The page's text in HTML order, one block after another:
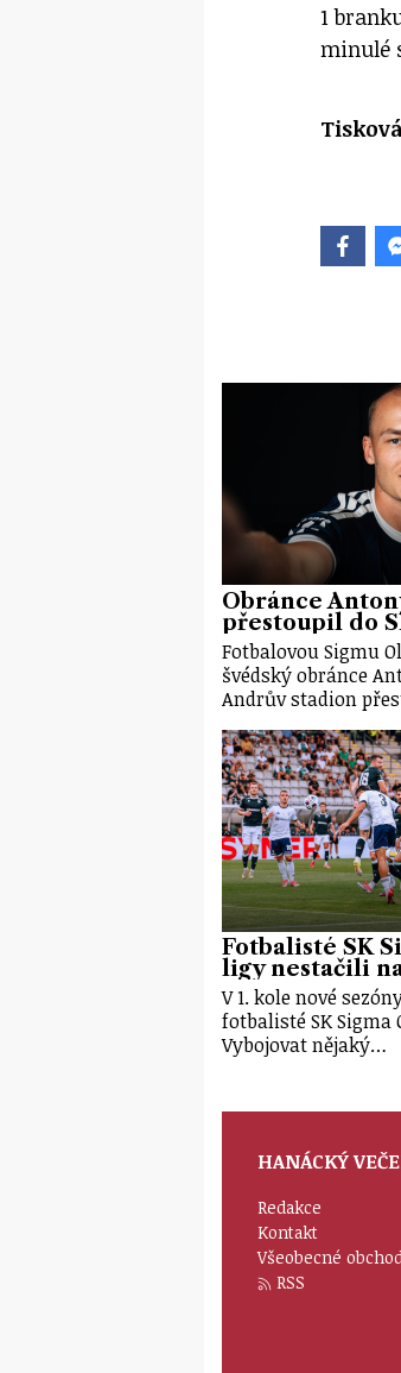
1
minulé
Obránce
přestoupil do
Fotbalovou Sigmu
švédský obránce
Andrův stadion
Fotbalisté SK
ligy nestačili
V 1. kole nové
fotbalisté SK Sigma
Vybojovat nějaký…
HANÁCKÝ
Redakce
Kontakt
Všeobecné
RSS